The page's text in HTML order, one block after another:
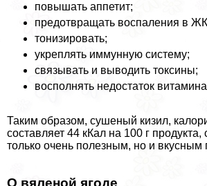
повышать аппетит;
предотвращать воспаления в
тонизировать;
укреплять иммунную систему;
связывать и выводить токсины;
восполнять недостаток
Таким образом, сушеный кизил,
составляет 44 кКал на 100 г
только очень полезным, но и вкусным